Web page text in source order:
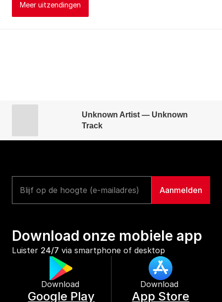
Meer uitzendingen
Unknown Artist — Unknown
Track
Download onze mobiele app
Luister 24/7 via smartphone of desktop
Download
Google Play
Download
App Store